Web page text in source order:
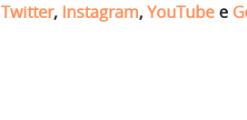
Twitter, Instagram, YouTube e